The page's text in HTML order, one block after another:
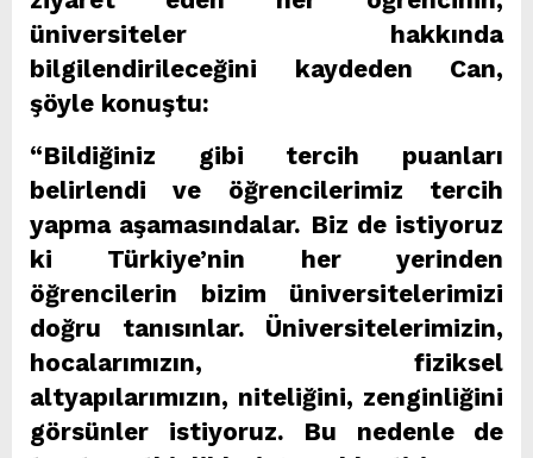
üniversiteler hakkında
bilgilendirileceğini kaydeden Can,
şöyle konuştu:
“Bildiğiniz gibi tercih puanları
belirlendi ve öğrencilerimiz tercih
yapma aşamasındalar. Biz de istiyoruz
ki Türkiye’nin her yerinden
öğrencilerin bizim üniversitelerimizi
doğru tanısınlar. Üniversitelerimizin,
hocalarımızın, fiziksel
altyapılarımızın, niteliğini, zenginliğini
görsünler istiyoruz. Bu nedenle de